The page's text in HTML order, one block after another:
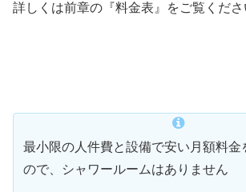
詳しくは前章の『料金表』をご覧くださ
最小限の人件費と設備で安い月額料金
ので、シャワールームはありません